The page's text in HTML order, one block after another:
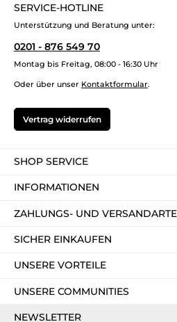
SERVICE-HOTLINE
Unterstützung und Beratung unter:
0201 - 876 549 70
Montag bis Freitag, 08:00 - 16:30 Uhr
Oder über unser Kontaktformular.
Vertrag widerrufen
SHOP SERVICE
INFORMATIONEN
ZAHLUNGS- UND
SICHER EINKAUFEN
UNSERE VORTEILE
UNSERE COMMUNITIES
NEWSLETTER